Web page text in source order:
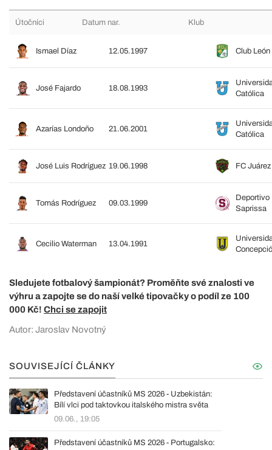
Útočníci Datum nar. Klub
Ismael Díaz 12.05.1997 Club León
José Fajardo 18.08.1993
Católica
Azarías Londoño 21.06.2001
Católica
José Luis Rodríguez 19.06.1998 FC Juárez
Tomás Rodríguez 09.03.1999
Deportivo
Saprissa
Cecilio Waterman 13.04.1991
Sledujete fotbalový šampionát? Proměňte své znalosti ve
výhru a zapojte se do naší velké tipovačky o podíl ze 100
000 Kč! Chci se zapojit
Autor: Jaroslav Novotný
SOUVISEJÍCÍ ČLÁNKY
Představení účastníků MS 2026 - Uzbekistán:
Bílí vlci pod taktovkou italského mistra světa
09.06., 19:05
Představení účastníků MS 2026 - Portugalsko: